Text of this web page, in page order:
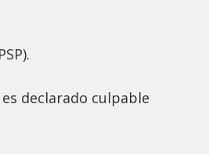
declarado culpable